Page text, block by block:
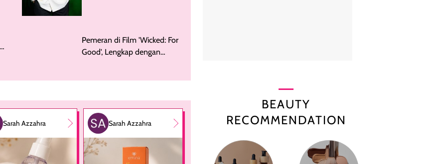
Good', Lengkap dengan
Sarah Azzahra Sarah Azzahra
BEAUTY
RECOMMENDATION